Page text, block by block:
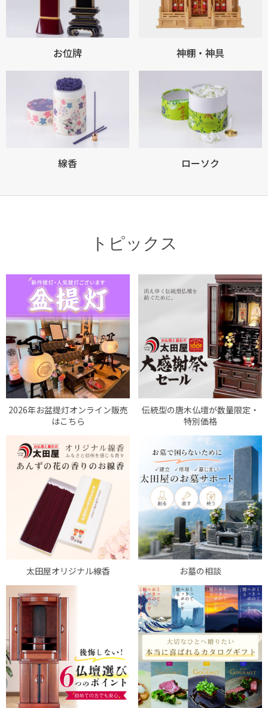
お位牌 神棚・神具
線香 ローソク
トピックス
2026年お盆提灯オンライン販売
はこちら
伝統型の唐木仏壇が数量限定・
特別価格
太田屋オリジナル線香 お墓の相談